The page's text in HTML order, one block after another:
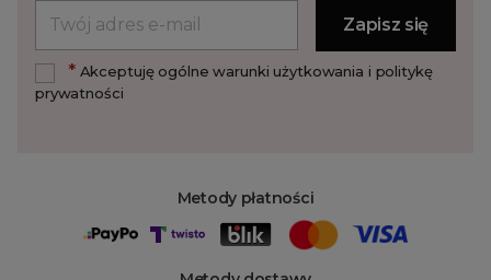
Metody płatności
*Akceptuję ogólne warunki użytkowania i politykę
prywatności